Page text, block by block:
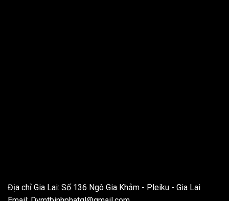
Địa chỉ Gia Lai: Số 136 Ngô Gia Khảm - Pleiku - Gia Lai